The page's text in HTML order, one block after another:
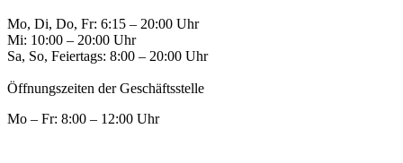
Mo, Di, Do, Fr: 6:15 – 20:00 Uhr
Mi: 10:00 – 20:00 Uhr
Sa, So, Feiertags: 8:00 – 20:00 Uhr
Öffnungszeiten der Geschäftsstelle
Mo – Fr: 8:00 – 12:00 Uhr